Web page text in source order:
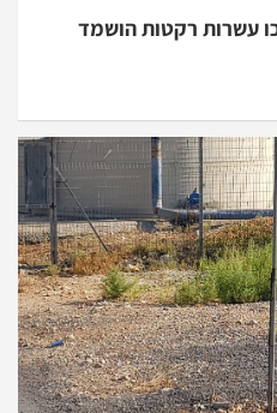
עשרות רקטות הושמד